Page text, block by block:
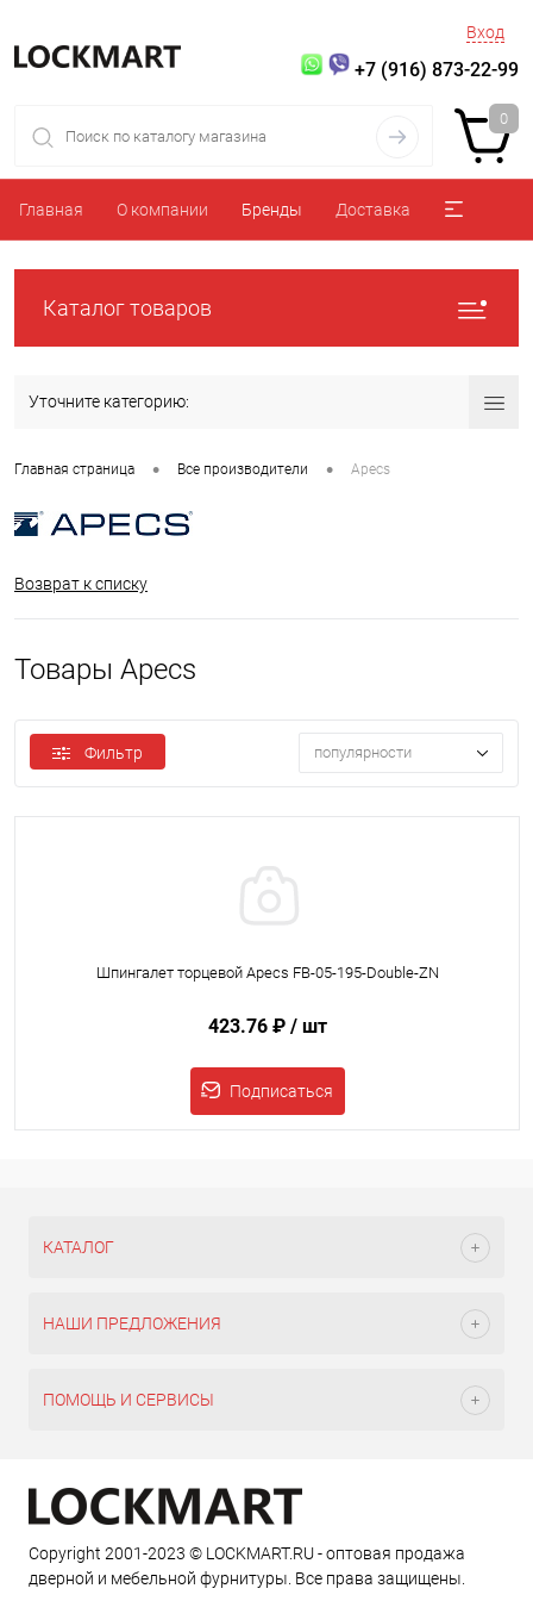
Вход
+7 (916) 873-22-99
0
Главная О компании Бренды Доставка
Каталог товаров
Уточните категорию:
Главная страница • Все производители • Apecs
Возврат к списку
Товары Apecs
Фильтр популярности
Шпингалет торцевой Apecs FB-05-195-Double-ZN
423.76 ₽ / шт
Подписаться
КАТАЛОГ
НАШИ ПРЕДЛОЖЕНИЯ
ПОМОЩЬ И СЕРВИСЫ
Copyright 2001-2023 © LOCKMART.RU - оптовая продажа
дверной и мебельной фурнитуры. Все права защищены.